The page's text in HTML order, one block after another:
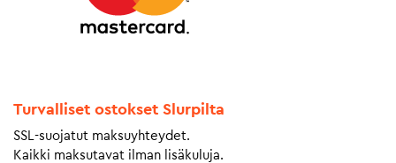
Turvalliset ostokset Slurpilta
SSL-suojatut maksuyhteydet.
Kaikki maksutavat ilman lisäkuluja.